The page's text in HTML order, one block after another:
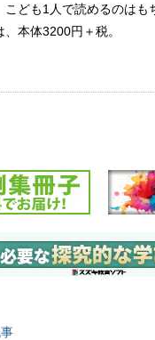
ども1人で読めるのは
本体3200円＋税。